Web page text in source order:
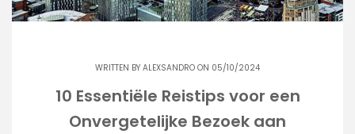
WRITTEN BY ALEXSANDRO ON 05/10/2024
10 Essentiële Reistips voor een
Onvergetelijke Bezoek aan